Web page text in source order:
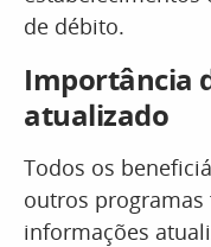
de débito.
Importância
atualizado
Todos os
outros programas
informações